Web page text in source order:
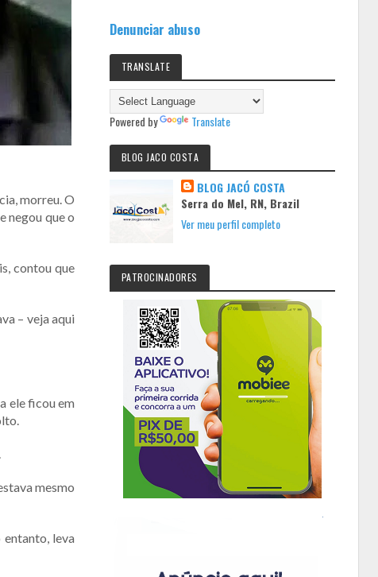
morreu. O
negou que o
contou que
– veja aqui
ele ficou em
mesmo
leva
Denunciar abuso
TRANSLATE
Powered by Translate
BLOG JACO COSTA
BLOG JACÓ COSTA
Serra do Mel, RN, Brazil
Ver meu perfil completo
PATROCINADORES